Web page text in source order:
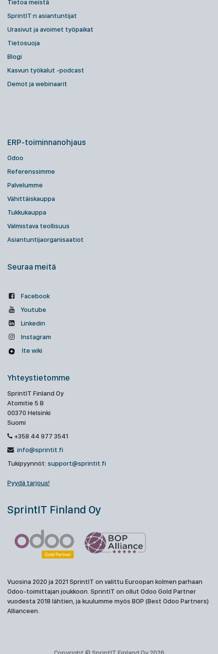
Tietoa meistä
SprintIT:n asiantuntijat
Urasivut ja avoimet työpaikat
Tietosuoja
Blogi
Kasvun työkalut -podcast
Demot ja webinaarit
ERP-toiminnanohjaus
Odoo
Referenssimme
Palvelumme
Vähittäiskauppa
Tukkukauppa
Valmistava teollisuus
Asiantuntijaorganisaatiot
Seuraa meitä
Facebook
Youtube
Linkedin
Instagram
Ite wiki
Yhteystietomme
SprintIT Finland Oy
Atomitie 5 B
00370 Helsinki
Suomi
+358 44 977 3541
info@sprintit.fi
Tukipyynnöt: support@sprintit.fi
Pyydä tarjous!
SprintIT Finland Oy
Vuosina 2020 ja 2021 SprintIT on valittu Euroopan kolmen parhaan
Odoo-toimittajan joukkoon. SprintIT on ollut Odoo Gold Partner
vuodesta 2018 lähtien, ja kuulumme myös BOP (Best Odoo Partners)
Allianceen.
Copyright © SprintIT Finland Oy 2026